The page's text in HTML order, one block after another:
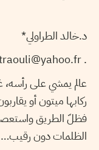
د.خالد الطراولي*
. ktraouli@yahoo.fr
عالم يمشي على
ركابها ميتون أو
فظلّ الطريق
الظلمات دون رقيب…